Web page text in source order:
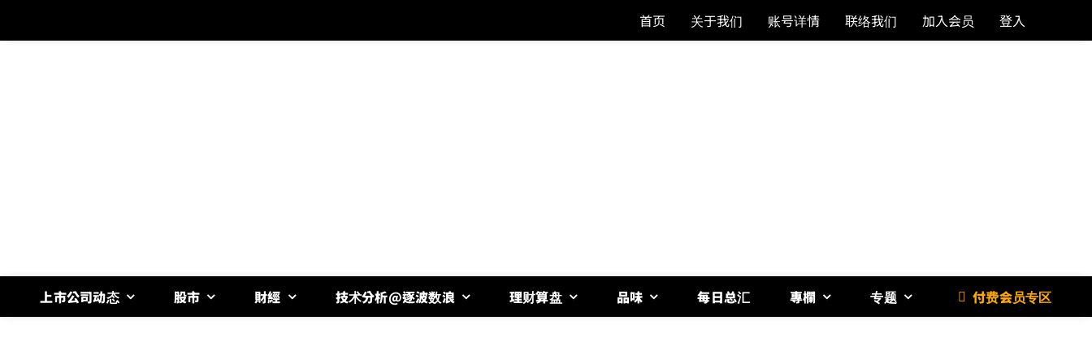
首页 关于我们 账号详情 联络我们 加入会员 登入
上市公司动态 股市 財經 技术分析@逐波数浪 理财算盘 品味 每日总汇 專欄 专题 付费会员专区